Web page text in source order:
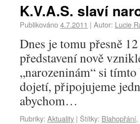
K.V.A.S. slaví
Publikováno4.7.2011 | Autor: Lucie
Dnes je tomu přesně
představení nově
„narozeninám“ si
dojetí, připojujeme
abychom…
Rubriky: Aktuality | Štítky: Blahopřání,